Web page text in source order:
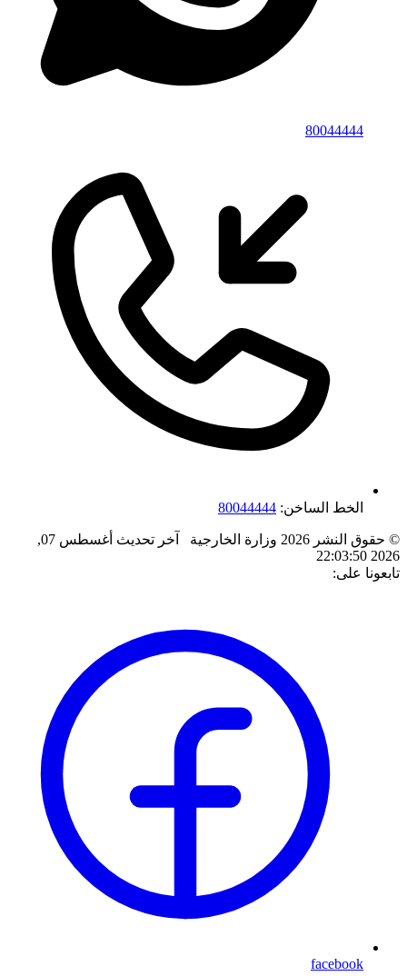
80044444
الخط الساخن: 80044444
© حقوق النشر 2026 وزارة الخارجية آخر تحديث
أغسطس 07,
2026 22:03:50
تابعونا على:
facebook